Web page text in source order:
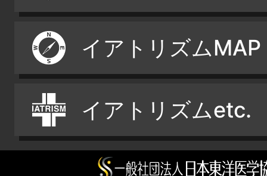
イアトリズムMAP
イアトリズムetc.